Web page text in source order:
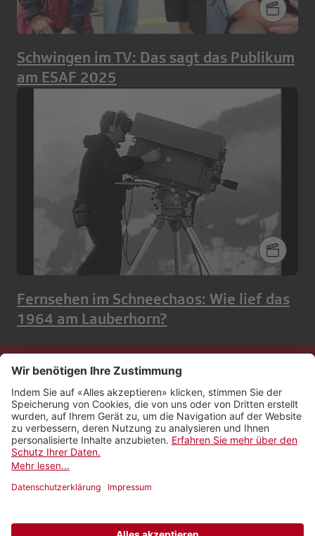
Schwingen im TV: Das sagt das Publikum
am ESAF 2025
Fernsehen im Schneechaos: Wie lief das
1964 am Lauberhorn?
Kontakt
Impressum
Rechtliches
Netiquette